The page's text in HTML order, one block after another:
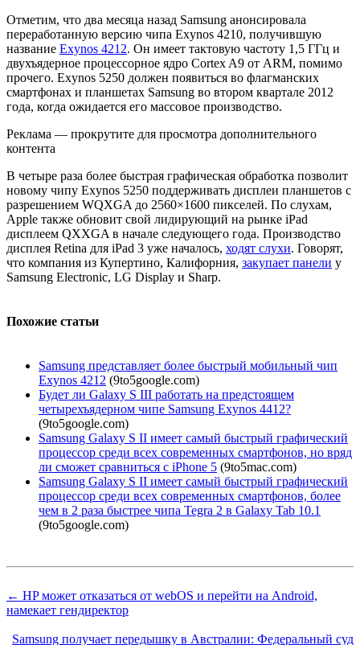
Отметим, что два месяца назад Samsung анонсировала
переработанную версию чипа Exynos 4210, получившую
название Exynos 4212. Он имеет тактовую частоту 1,5 ГГц и
двухъядерное процессорное ядро Cortex A9 от ARM, помимо
прочего. Exynos 5250 должен появиться во флагманских
смартфонах и планшетах Samsung во втором квартале 2012
года, когда ожидается его массовое производство.
Реклама — прокрутите для просмотра дополнительного
контента
В четыре раза более быстрая графическая обработка позволит
новому чипу Exynos 5250 поддерживать дисплеи планшетов с
разрешением WQXGA до 2560×1600 пикселей. По слухам,
Apple также обновит свой лидирующий на рынке iPad
дисплеем QXXGA в начале следующего года. Производство
дисплея Retina для iPad 3 уже началось, ходят слухи. Говорят,
что компания из Купертино, Калифорния, закупает панели у
Samsung Electronic, LG Display и Sharp.
Похожие статьи
Samsung представляет более быстрый мобильный чип
Exynos 4212 (9to5google.com)
Будет ли Galaxy S III работать на предстоящем
четырехъядерном чипе Samsung Exynos 4412?
(9to5google.com)
Samsung Galaxy S II имеет самый быстрый графический
процессор среди всех современных смартфонов, но вряд
ли сможет сравниться с iPhone 5 (9to5mac.com)
Samsung Galaxy S II имеет самый быстрый графический
процессор среди всех современных смартфонов, более
чем в 2 раза быстрее чипа Tegra 2 в Galaxy Tab 10.1
(9to5google.com)
← HP может отказаться от webOS и перейти на Android,
намекает гендиректор
Samsung получает передышку в Австралии: Федеральный суд